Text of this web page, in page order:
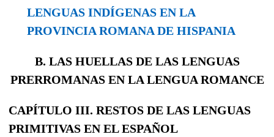
LENGUAS IN­DÍGENAS EN LA
PROVINCIA ROMANA DE HISPANIA
B. LAS HUELLAS DE LAS LENGUAS
PRERROMANAS EN LA LENGUA ROMANCE
CAPÍTULO III. RESTOS DE LAS LENGUAS
PRIMITIVAS EN EL ESPAÑOL